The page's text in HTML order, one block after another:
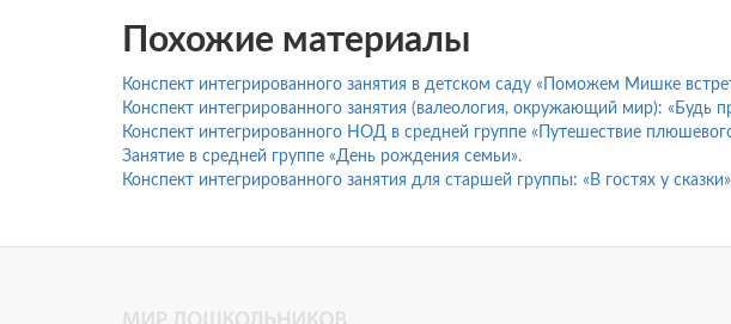
Похожие материалы
Конспект интегрированного занятия в детском саду «Поможем Мишке
Конспект интегрированного занятия (валеология, окружающий мир): «Будь
Конспект интегрированного НОД в средней группе «Путешествие
Занятие в средней группе «День рождения семьи».
Конспект интегрированного занятия для старшей группы: «В гостях у сказки»